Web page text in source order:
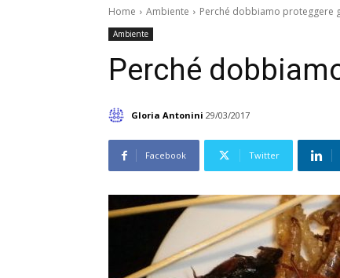
Home Ambiente Perché dobbiamo proteggere
Ambiente
Perché
Gloria Antonini 29/03/2017
Facebook Twitter